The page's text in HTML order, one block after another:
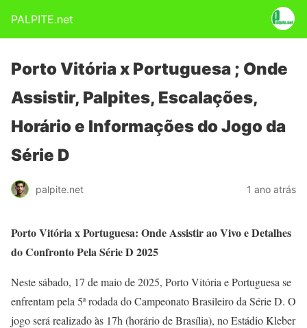
PALPITE.net
Porto Vitória x Portuguesa ; Onde
Assistir, Palpites, Escalações,
Horário e Informações do Jogo da
Série D
palpite.net 1 ano atrás
Porto Vitória x Portuguesa: Onde Assistir ao Vivo e Detalhes
do Confronto Pela Série D 2025
Neste sábado, 17 de maio de 2025, Porto Vitória e Portuguesa se
enfrentam pela 5ª rodada do Campeonato Brasileiro da Série D. O
jogo será realizado às 17h (horário de Brasília), no Estádio Kleber